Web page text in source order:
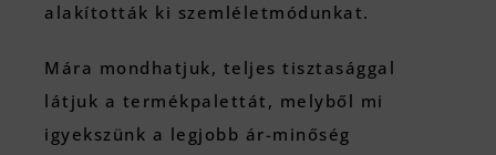
alakították ki szemléletmódunkat.
Mára mondhatjuk, teljes tisztasággal
látjuk a termékpalettát, melyből mi
igyekszünk a legjobb ár-minőség